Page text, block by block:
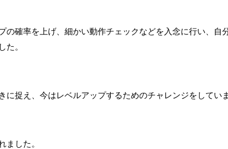
の確率を上げ、細かい動作チェックなどを入念に行い、自
た。
に捉え、今はレベルアップするためのチャレンジをしていま
ました。